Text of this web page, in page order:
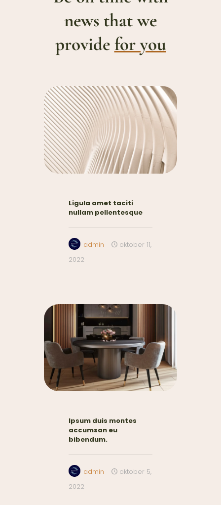
news that we
provide for you
Ligula amet taciti
nullam pellentesque
admin
oktober 11,
2022
Ipsum duis montes
accumsan eu
bibendum.
admin
oktober 5,
2022